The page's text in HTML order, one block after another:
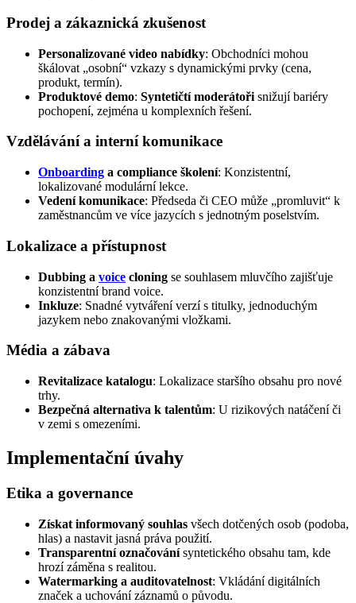
Prodej a zákaznická zkušenost
Personalizované video nabídky: Obchodníci mohou
škálovat „osobní“ vzkazy s dynamickými prvky (cena,
produkt, termín).
Produktové demo: Syntetičtí moderátoři snižují bariéry
pochopení, zejména u komplexních řešení.
Vzdělávání a interní komunikace
Onboarding a compliance školení: Konzistentní,
lokalizované modulární lekce.
Vedení komunikace: Předseda či CEO může „promluvit“ k
zaměstnancům ve více jazycích s jednotným poselstvím.
Lokalizace a přístupnost
Dubbing a voice cloning se souhlasem mluvčího zajišťuje
konzistentní brand voice.
Inkluze: Snadné vytváření verzí s titulky, jednoduchým
jazykem nebo znakovanými vložkami.
Média a zábava
Revitalizace katalogu: Lokalizace staršího obsahu pro nové
trhy.
Bezpečná alternativa k talentům: U rizikových natáčení či
v zemi s omezeními.
Implementační úvahy
Etika a governance
Získat informovaný souhlas všech dotčených osob (podoba,
hlas) a nastavit jasná práva použití.
Transparentní označovánísyntetického obsahu tam, kde
hrozí záměna s realitou.
Watermarking a auditovatelnost: Vkládání digitálních
značek a uchování záznamů o původu.